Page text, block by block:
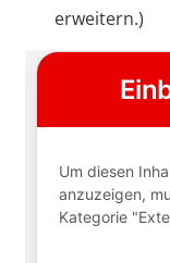
erweitern.)